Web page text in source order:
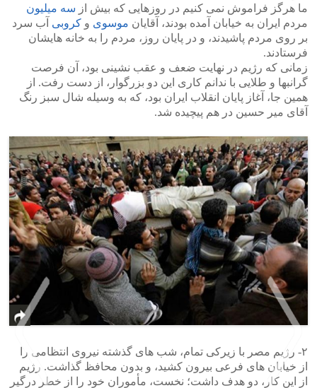
ما هرگز فراموش نمی کنیم در روزهایی که بیش از سه میلیون
مردم ایران به خیابان آمده بودند، آقایان موسوی و کروبی آب سرد
بر روی مردم پاشیدند، و در پایان روز، مردم را به خانه هایشان
فرستادند.
زمانی که رژیم در نهایت ضعف و عقب نشینی بود، آن فرصت
گرانبها و طلایی با ندانم کاری این دو بزرگوار، از دست رفت. از
همین جا، آغاز پایان انقلاب ایران بود، که به وسیله شال سبز رنگ
آقای میر حسین در هم پیچیده شد.
۲- رژیم مصر با زیرکی تمام، شب های گذشته نیروی انتظامی را
از خیابان های فرعی بیرون کشید، و بدون محافظ گذاشت. رژیم
از این کار، دو هدف داشت؛ نخست، مأموران خود را از خطر درگیر